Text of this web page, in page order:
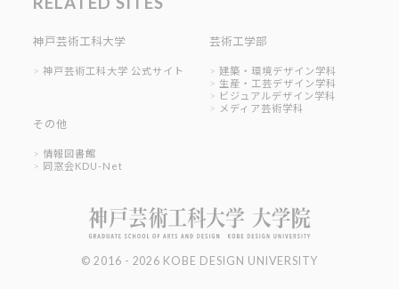
神戸芸術工科大学
神戸芸術工科大学 公式サイト
芸術工学部
建築・環境デザイン学科
生産・工芸デザイン学科
ビジュアルデザイン学科
メディア芸術学科
その他
情報図書館
同窓会KDU-Net
© 2016 - 2026 KOBE DESIGN UNIVERSITY